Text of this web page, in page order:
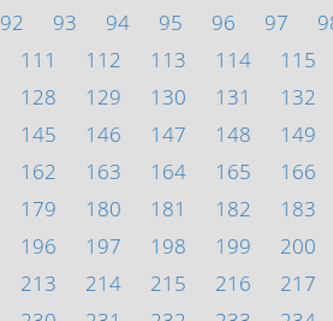
92 93 94 95 96 97
111 112 113 114 115
128 129 130 131 132
145 146 147 148 149
162 163 164 165 166
179 180 181 182 183
196 197 198 199 200
213 214 215 216 217